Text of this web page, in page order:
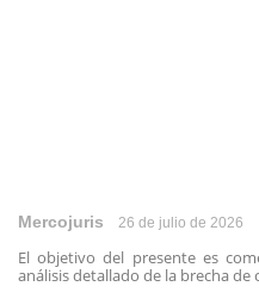
Mercojuris 26 de julio de 2026
El objetivo del presente es
análisis detallado de la brecha